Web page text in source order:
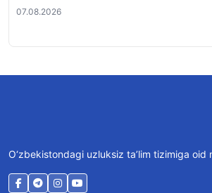
07.08.2026
O‘zbekistondagi uzluksiz ta’lim tizimiga oid